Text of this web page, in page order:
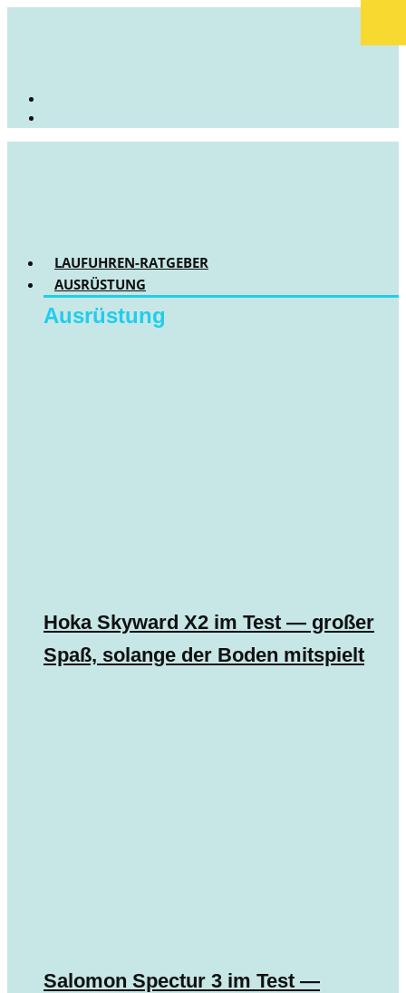
LAUFUHREN-RATGEBER
AUSRÜSTUNG
Ausrüstung
Hoka Skyward X2 im Test — großer
Spaß, solange der Boden mitspielt
Salomon Spectur 3 im Test —